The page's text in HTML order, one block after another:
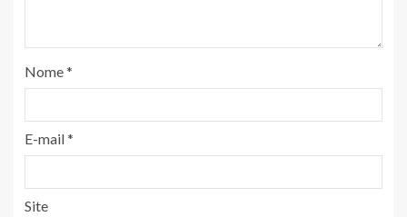
Nome*
E-mail*
Site